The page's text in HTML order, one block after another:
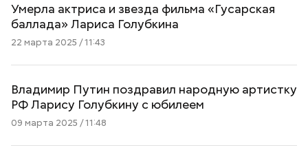
Умерла актриса и звезда фильма «Гусарская
баллада» Лариса Голубкина
22 марта 2025 / 11:43
Владимир Путин поздравил народную артистку
РФ Ларису Голубкину с юбилеем
09 марта 2025 / 11:48